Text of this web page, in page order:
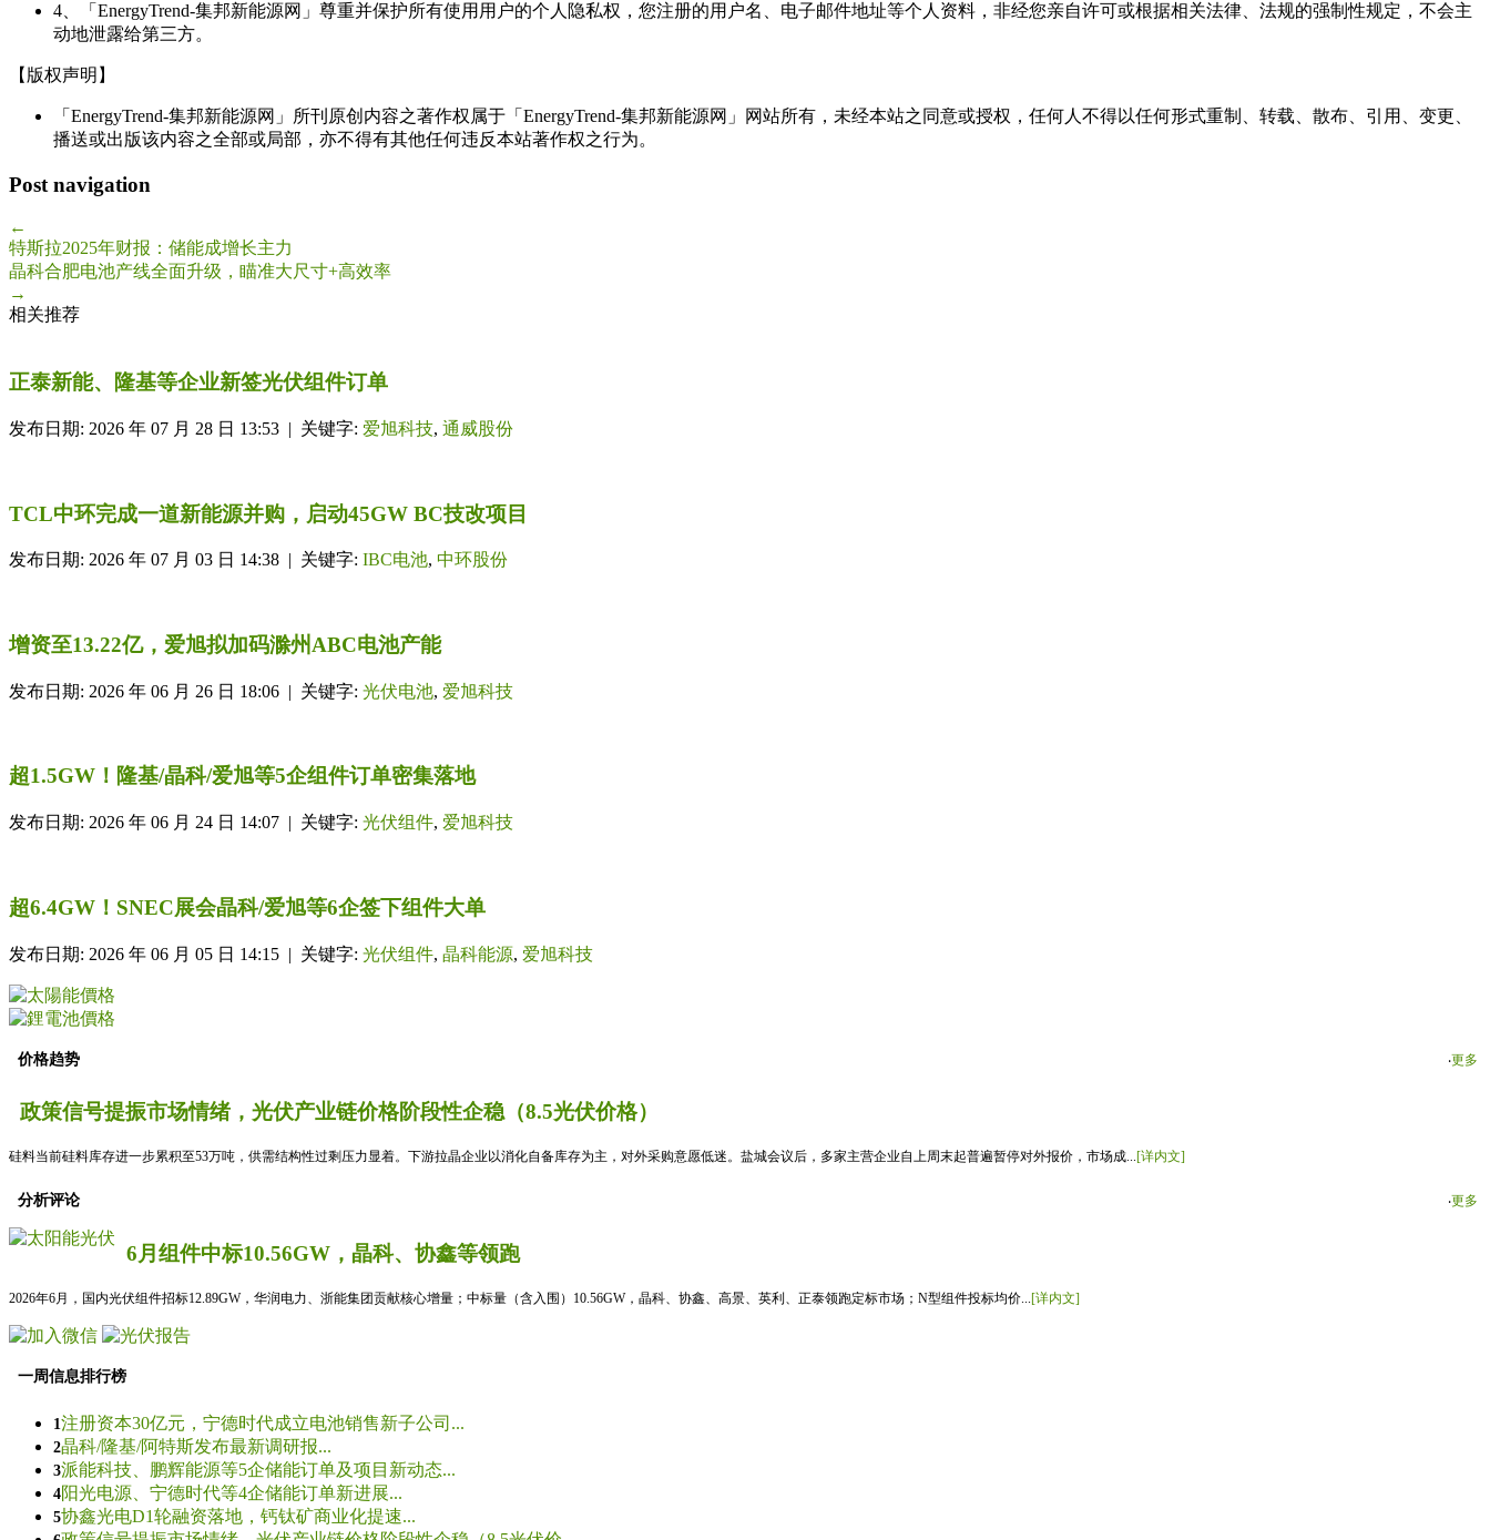
4、「EnergyTrend-集邦新能源网」尊重并保护所有使用用户的个人隐私权，您注册的用户名、电子邮件地址等个人资料，非经您亲自许可或根据相关法律、法规的强制性规定，不会主
动地泄露给第三方。
【版权声明】
「EnergyTrend-集邦新能源网」所刊原创内容之著作权属于「EnergyTrend-集邦新能源网」网站所有，未经本站之同意或授权，任何人不得以任何形式重制、转载、散布、引用、变更、
播送或出版该内容之全部或局部，亦不得有其他任何违反本站著作权之行为。
Post navigation
←
特斯拉2025年财报：储能成增长主力
晶科合肥电池产线全面升级，瞄准大尺寸+高效率
→
相关推荐
正泰新能、隆基等企业新签光伏组件订单
发布日期: 2026 年 07 月 28 日 13:53 | 关键字: 爱旭科技, 通威股份
TCL中环完成一道新能源并购，启动45GW BC技改项目
发布日期: 2026 年 07 月 03 日 14:38 | 关键字: IBC电池, 中环股份
增资至13.22亿，爱旭拟加码滁州ABC电池产能
发布日期: 2026 年 06 月 26 日 18:06 | 关键字: 光伏电池, 爱旭科技
超1.5GW！隆基/晶科/爱旭等5企组件订单密集落地
发布日期: 2026 年 06 月 24 日 14:07 | 关键字: 光伏组件, 爱旭科技
超6.4GW！SNEC展会晶科/爱旭等6企签下组件大单
发布日期: 2026 年 06 月 05 日 14:15 | 关键字: 光伏组件, 晶科能源, 爱旭科技
价格趋势 ‧更多
政策信号提振市场情绪，光伏产业链价格阶段性企稳（8.5光伏价格）
硅料当前硅料库存进一步累积至53万吨，供需结构性过剩压力显着。下游拉晶企业以消化自备库存为主，对外采购意愿低迷。盐城会议后，多家主营企业自上周末起普遍暂停对外报价，市场成...[详内文]
分析评论 ‧更多
6月组件中标10.56GW，晶科、协鑫等领跑
2026年6月，国内光伏组件招标12.89GW，华润电力、浙能集团贡献核心增量；中标量（含入围）10.56GW，晶科、协鑫、高景、英利、正泰领跑定标市场；N型组件投标均价... [详内文]
一周信息排行榜
1注册资本30亿元，宁德时代成立电池销售新子公司...
2晶科/隆基/阿特斯发布最新调研报...
3派能科技、鹏辉能源等5企储能订单及项目新动态...
4阳光电源、宁德时代等4企储能订单新进展...
5协鑫光电D1轮融资落地，钙钛矿商业化提速...